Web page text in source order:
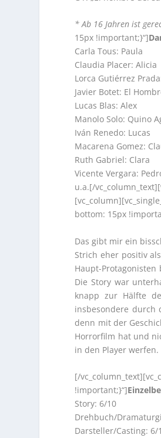
* Ab 16 Jahren ist
15px !important;}“]
Carla Tous: Paula
Claudia Placer: Alicia
Lorca Gutiérrez
Javier Botet: El
Lucas Blas: Alex
Manolo Solo: Quino
Iván Renedo: Lucas
Macarena Gomez:
Ruth Gabriel: Clara
Vicente Vergara:
u.a.[/
bottom: 15px
Das gibt mir ein
Strich eher positiv
Haupt-
Die Story war
knapp zur Hälfte
insbesondere durch
denn mit der
Horrorfilm hat und
in den Player werfen.
[/
!important;}“]
Story: 6/10
Drehbuch/
Darsteller/Casting: 6/